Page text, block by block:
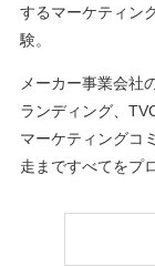
するマーケティン
験。
メーカー事業会社
ランディング、
マーケティングコ
走まですべてをプ